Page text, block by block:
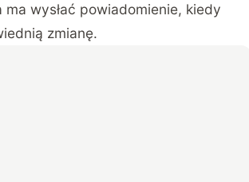
ma wysłać powiadomienie, kiedy
zmianę.